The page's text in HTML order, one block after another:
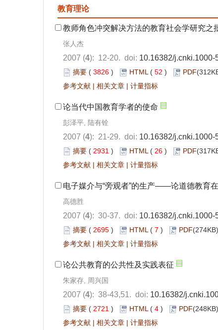
教育理论
教师角色冲突解决方法的教育社会学研究之
张人杰
2007 (4): 12-20. doi: 10.16382/
摘要 ( 3826 ) HTML ( 52 ) PDF
参考文献 | 相关文章 | 计量指标
论当代中国教育学者的使命
彭泽平, 陆有铨
2007 (4): 21-29. doi: 10.16382/
摘要 ( 2931 ) HTML ( 26 ) PDF
参考文献 | 相关文章 | 计量指标
电子媒介与“旁观者”的生产——论道德教育
高德胜
2007 (4): 30-37. doi: 10.16382/
摘要 ( 2695 ) HTML ( 7 ) PDF
参考文献 | 相关文章 | 计量指标
论公共教育的公共性及实践表征
朱家存, 周兴国
2007 (4): 38-43,51. doi: 10.16382/
摘要 ( 2721 ) HTML ( 4 ) PDF
参考文献 | 相关文章 | 计量指标